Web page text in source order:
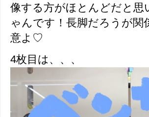
像する方がほとんどだと
ゃんです！長脚だろうが
意よ♡
4枚目は、、、